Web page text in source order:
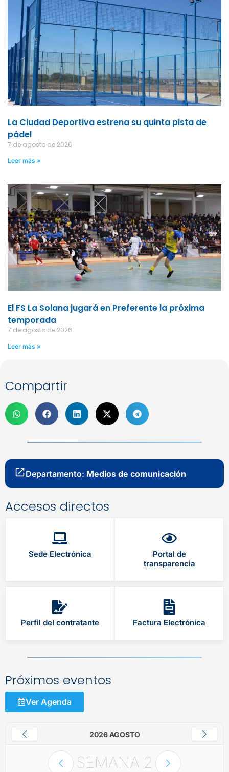
La Ciudad Deportiva estrena su quinta pista de
pádel
7 de agosto de 2026
Leer más »
El FS La Solana jugará en Preferente la próxima
temporada
7 de agosto de 2026
Leer más »
Compartir
Departamento: Medios de comunicación
Accesos directos
Sede Electrónica
Portal de
transparencia
Perfil del contratante Factura Electrónica
Próximos eventos
Ver Agenda
2026 AGOSTO
SEMANA 2